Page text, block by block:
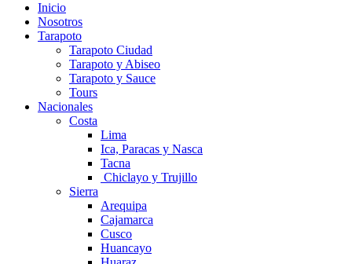
Inicio
Nosotros
Tarapoto
Tarapoto Ciudad
Tarapoto y Abiseo
Tarapoto y Sauce
Tours
Nacionales
Costa
Lima
Ica, Paracas y Nasca
Tacna
Chiclayo y Trujillo
Sierra
Arequipa
Cajamarca
Cusco
Huancayo